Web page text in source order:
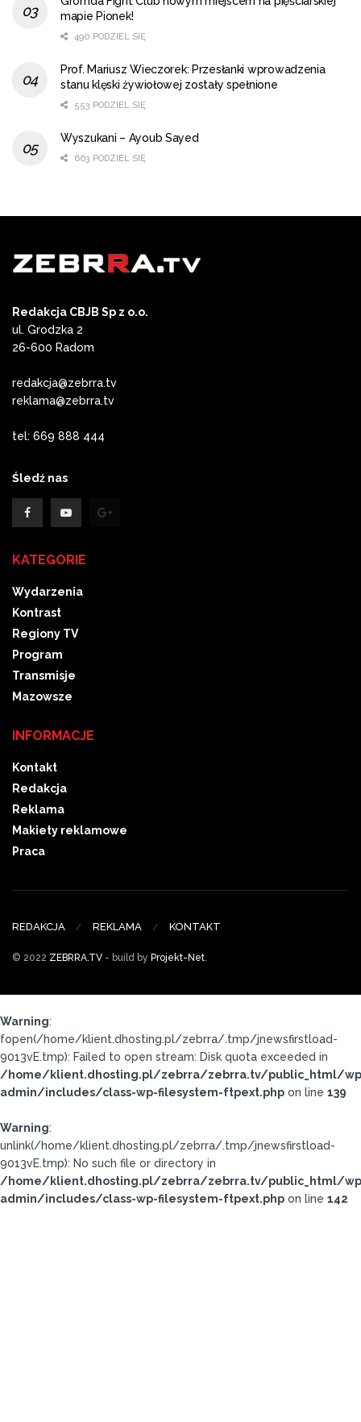
mapie Pionek!
490 PODZIEL SIĘ
Prof. Mariusz Wieczorek: Przesłanki wprowadzenia
stanu klęski żywiołowej zostały spełnione
553 PODZIEL SIĘ
Wyszukani – Ayoub Sayed
663 PODZIEL SIĘ
Redakcja CBJB Sp z o.o.
ul. Grodzka 2
26-600 Radom
redakcja@zebrra.tv
reklama@zebrra.tv
tel: 669 888 444
Śledź nas
KATEGORIE
Wydarzenia
Kontrast
Regiony TV
Program
Transmisje
Mazowsze
INFORMACJE
Kontakt
Redakcja
Reklama
Makiety reklamowe
Praca
REDAKCJA REKLAMA KONTAKT
© 2022 ZEBRRA.TV - build by Projekt-Net.
Warning:
fopen(/home/klient.dhosting.pl/zebrra/.tmp/jnewsfirstload-
9013vE.tmp): Failed to open stream: Disk quota exceeded in
/home/klient.dhosting.pl/zebrra/zebrra.tv/public_html/
admin/includes/class-wp-filesystem-ftpext.php on line 139
Warning:
unlink(/home/klient.dhosting.pl/zebrra/.tmp/jnewsfirstload-
9013vE.tmp): No such file or directory in
/home/klient.dhosting.pl/zebrra/zebrra.tv/public_html/
admin/includes/class-wp-filesystem-ftpext.php on line 142